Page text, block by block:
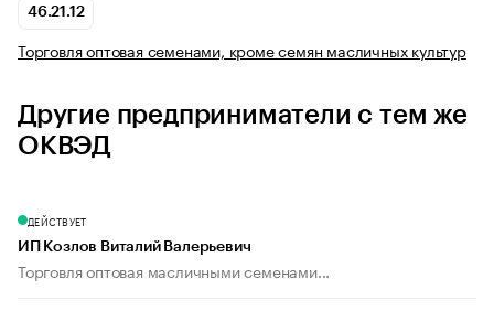
46.21.12
Торговля оптовая семенами, кроме семян масличных культур
Другие предприниматели с тем же
ОКВЭД
ДЕЙСТВУЕТ
ИП Козлов Виталий Валерьевич
Торговля оптовая масличными семенами...